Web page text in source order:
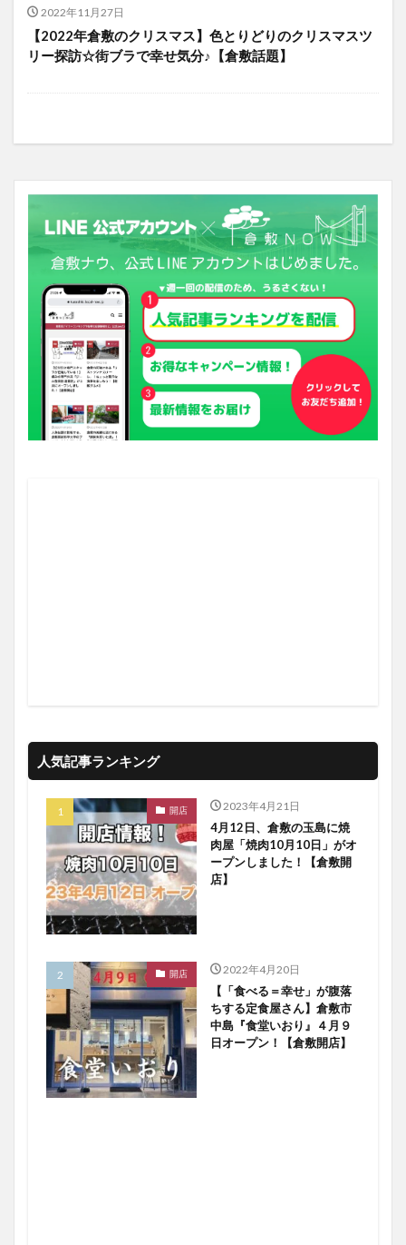
2022年11月27日
【2022年倉敷のクリスマス】色とりどりのクリスマスツ
リー探訪☆街ブラで幸せ気分♪【倉敷話題】
人気記事ランキング
開店 2023年4月21日
4月12日、倉敷の玉島に焼
肉屋「焼肉10月10日」がオ
ープンしました！【倉敷開
店】
開店 2022年4月20日
【「食べる＝幸せ」が腹落
ちする定食屋さん】倉敷市
中島『食堂いおり』４月９
日オープン！【倉敷開店】